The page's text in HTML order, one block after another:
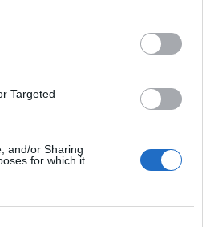
Targeted
and/or Sharing
for which it
faire l’objet d’une
2026 chez votre marchand